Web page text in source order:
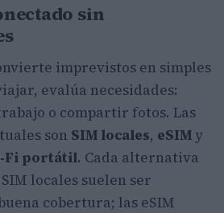
sin
imprevistos en simples
evalúa necesidades:
o compartir fotos. Las
son SIM locales, eSIMy
portátil. Cada alternativa
locales suelen ser
cobertura; las eSIM